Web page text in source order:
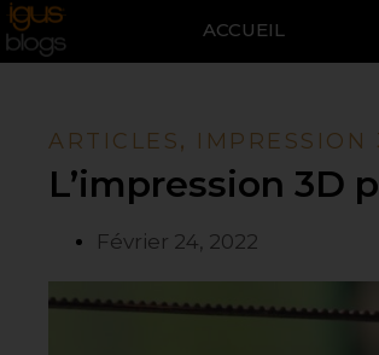
ACCUEIL
ARTICLES, IMPRESSION
L’impression 3D
Février 24, 2022